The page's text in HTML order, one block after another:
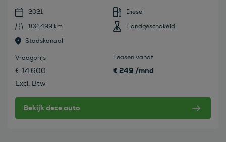
2021
Diesel
102.499 km
Handgeschakeld
Stadskanaal
Vraagprijs
€ 14.600
Excl. Btw
Leasen vanaf
€ 249 /mnd
Bekijk deze auto